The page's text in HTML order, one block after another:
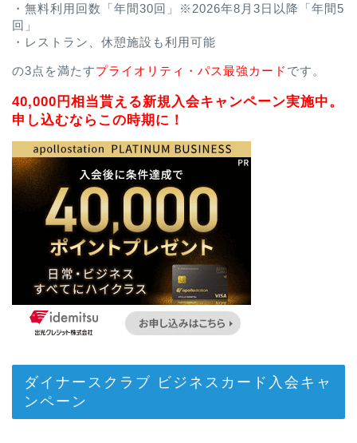
・無料利用回数「年間30回」※2026年8月3日以降「年間5
回」
・レストラン、休憩施設も利用可能
の3点を満たすプライオリティ・パス最強カード です。
40,000円相当貰える新規入会キャンペーン実施中。
申し込むならこの時期に！
ダイナースクラブ ビジネスカード入会キャ
ンペーン